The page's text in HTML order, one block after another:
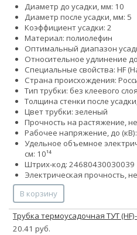
Диаметр до усадки, мм: 10
Диаметр после усадки, мм: 5
Коэффициент усадки: 2
Материал: полиолефин
Оптимальный диапазон
Относительное удлинение
Специальные свойства: HF
Страна происхождения:
Тип трубки: без клеевого слоя
Толщина стенки после
Цвет трубки: зеленый
Прочность на растяжение,
Рабочее напряжение, до
Удельное объемное
см: 10¹⁴
Штрих-код: 24680430030039
Электрическая прочность,
В корзину
Трубка термоусадочная ТУТ
20.41 руб.